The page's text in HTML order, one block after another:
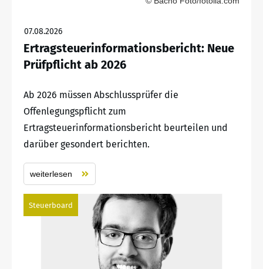
07.08.2026
Ertragsteuerinformationsbericht: Neue
Prüfpflicht ab 2026
Ab 2026 müssen Abschlussprüfer die
Offenlegungspflicht zum
Ertragsteuerinformationsbericht beurteilen und
darüber gesondert berichten.
weiterlesen
Steuerboard